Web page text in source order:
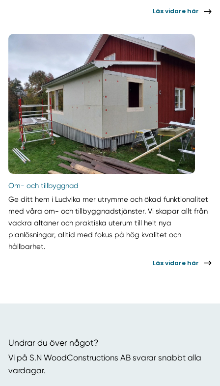
Läs vidare här
Om- och tillbyggnad
Ge ditt hem i Ludvika mer utrymme och ökad funktionalitet
med våra om- och tillbyggnadstjänster. Vi skapar allt från
vackra altaner och praktiska uterum till helt nya
planlösningar, alltid med fokus på hög kvalitet och
hållbarhet.
Läs vidare här
Undrar du över något?
Vi på S.N WoodConstructions AB svarar snabbt alla
vardagar.